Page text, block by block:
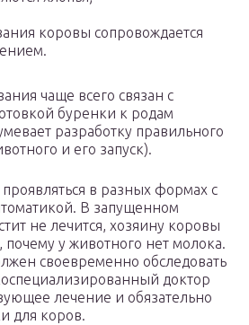
коровы сопровождается
чаще всего связан с
буренки к родам
разработку правильного
и его запуск).
в разных формах с
В запущенном
не лечится, хозяину коровы
почему у животного нет молока.
своевременно обследовать
доктор
лечение и обязательно
для коров.